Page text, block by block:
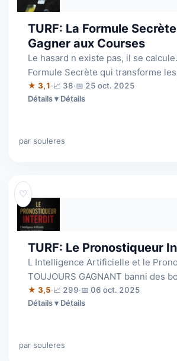
TURF: La Formule
Gagner aux Courses
Le hasard n existe pas, il se
Formule Secrète qui transforme
bénéfices constants sur toutes le…
★ 3,1·📈 38·📅 25 oct. 2025
Détails
par souleres
♡
TURF: Le Pronostiqueur
L Intelligence Artificielle et le
TOUJOURS GAGNANT banni des
enfin révélé au grand public !
★ 3,5·📈 299·📅 06 oct. 2025
Détails
par souleres